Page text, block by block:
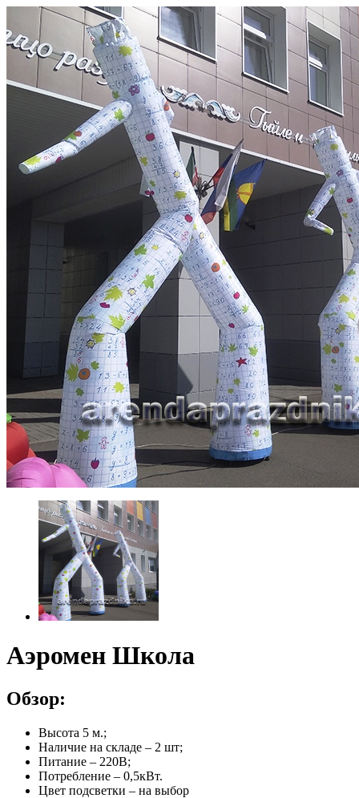
Аэромен Школа
Обзор:
Высота 5 м.;
Наличие на складе – 2 шт;
Питание – 220В;
Потребление – 0,5кВт.
Цвет подсветки – на выбор